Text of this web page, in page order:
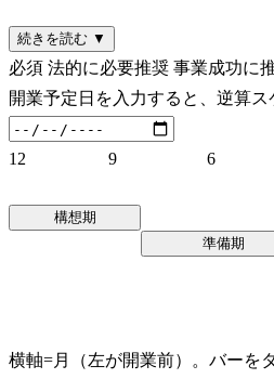
続きを読む ▼
必須 法的に必要推奨 事業成功に
開業予定日を入力すると、逆算
12 9 6
構想期
準備期
横軸=月（左が開業前）。バーを